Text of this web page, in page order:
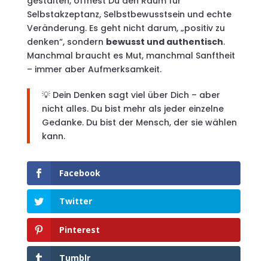
Selbstakzeptanz, Selbstbewusstsein und echte
Veränderung. Es geht nicht darum, „positiv zu
denken“, sondern bewusst und authentisch.
Manchmal braucht es Mut, manchmal Sanftheit
– immer aber Aufmerksamkeit.
💡 Dein Denken sagt viel über Dich – aber
nicht alles. Du bist mehr als jeder einzelne
Gedanke. Du bist der Mensch, der sie wählen
kann.
Facebook
Twitter
Pinterest
Tumblr